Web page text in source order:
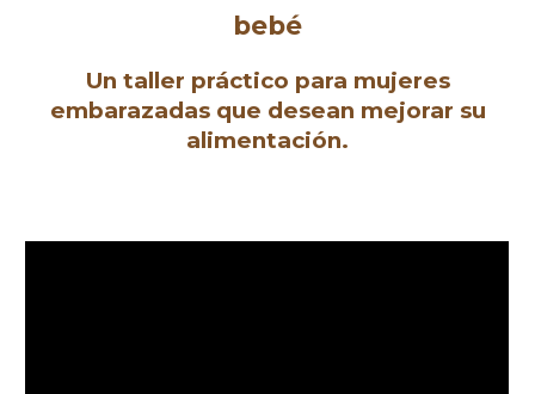
bebé
Un taller práctico para mujeres
embarazadas que desean mejorar su
alimentación.